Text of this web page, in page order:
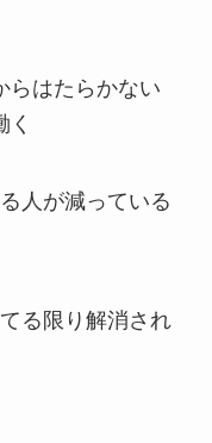
らはたらかない
人が減っている
る限り解消され